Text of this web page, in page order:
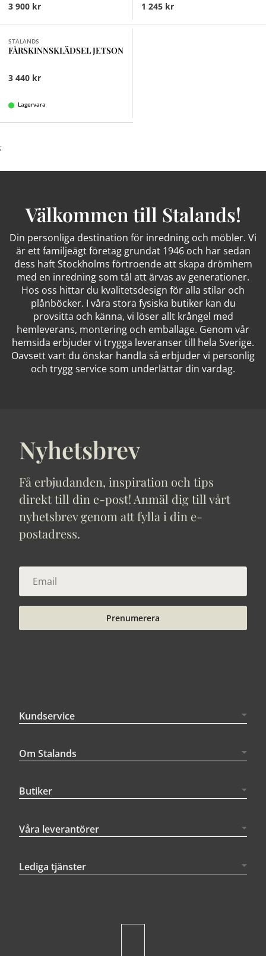
3 900 kr 1 245 kr
STALANDS
FÅRSKINNSKLÄDSEL JETSON
3 440 kr
Lagervara
;
Välkommen till Stalands!
Din personliga destination för inredning och möbler. Vi
är ett familjeägt företag grundat 1946 och har sedan
dess haft Stockholms förtroende att skapa drömhem
med en inredning som tål att ärvas av generationer.
Hos oss hittar du kvalitetsdesign för alla stilar och
plånböcker. I våra stora fysiska butiker kan du
provsitta och känna, vi löser allt krångel med
hemleverans, montering och emballage. Genom vår
hemsida erbjuder vi trygga leveranser till hela Sverige.
Oavsett vart du önskar handla så erbjuder vi personlig
och trygg service som underlättar din vardag.
Nyhetsbrev
Få erbjudanden, inspiration och tips
direkt till din e-post! Anmäl dig till vårt
nyhetsbrev genom att fylla i din e-
postadress.
Prenumerera
Kundservice
Om Stalands
Butiker
Våra leverantörer
Lediga tjänster